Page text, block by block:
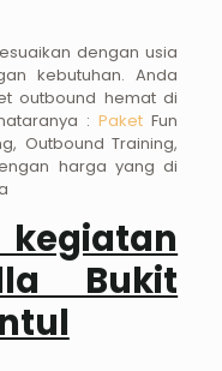
dengan usia
kebutuhan. Anda
outbound hemat di
:Paket Fun
Outbound Training,
harga yang di
Bukit